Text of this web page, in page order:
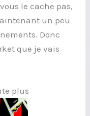
le cache pas,
un peu
Donc
que je vais
plus